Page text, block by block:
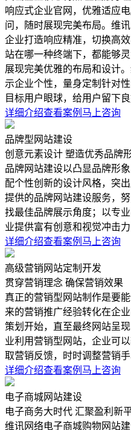
响应式企业官网，优雅适应
问，随时展现完美布局。维
企业打造响应精准，切换高
站在哪一种终端下，都能够
展现完美优雅的布局和设计
示企业个性，量身定制针对
目标用户眼球，给用户留下良
详细介绍查看案例 马上咨询
品牌型网站建设
创意元素设计 塑造优秀品牌
品牌网站建设以凸显品牌形
配个性创新的设计风格，突
提供的品牌网站建设服务，
找最佳品牌展示角度；以专
业提供富有创意和视觉冲击
详细介绍查看案例 马上咨询
高级营销网站定制开发
贯穿营销理念 确保营销效果
真正的营销型网站制作是要
来的营销推广经验转化在企
策划开始，直至最终网站呈
业利用营销型网站，企业可
取营销反馈，时时调整营销
详细介绍查看案例 马上咨询
电子商城网站建设
电子商务大时代 汇聚盈利新
维讯网络电子商城购物网站